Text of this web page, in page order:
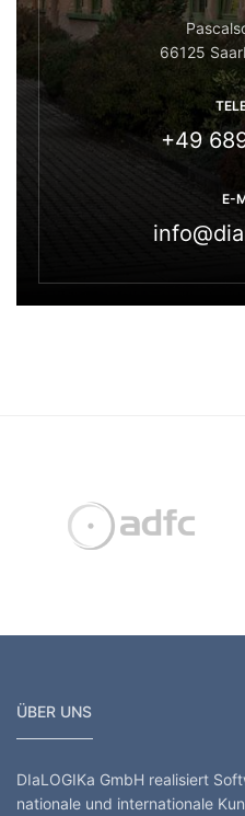
66125
+49
E-
und
Fahrrad Club
ÜBER UNS
DIaLOGIKa GmbH realisiert
nationale und internationale